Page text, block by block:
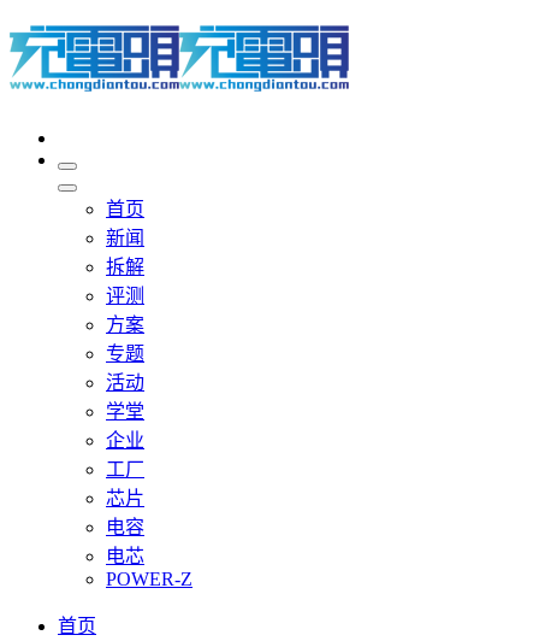
首页
新闻
拆解
评测
方案
专题
活动
学堂
企业
工厂
芯片
电容
电芯
POWER-Z
首页